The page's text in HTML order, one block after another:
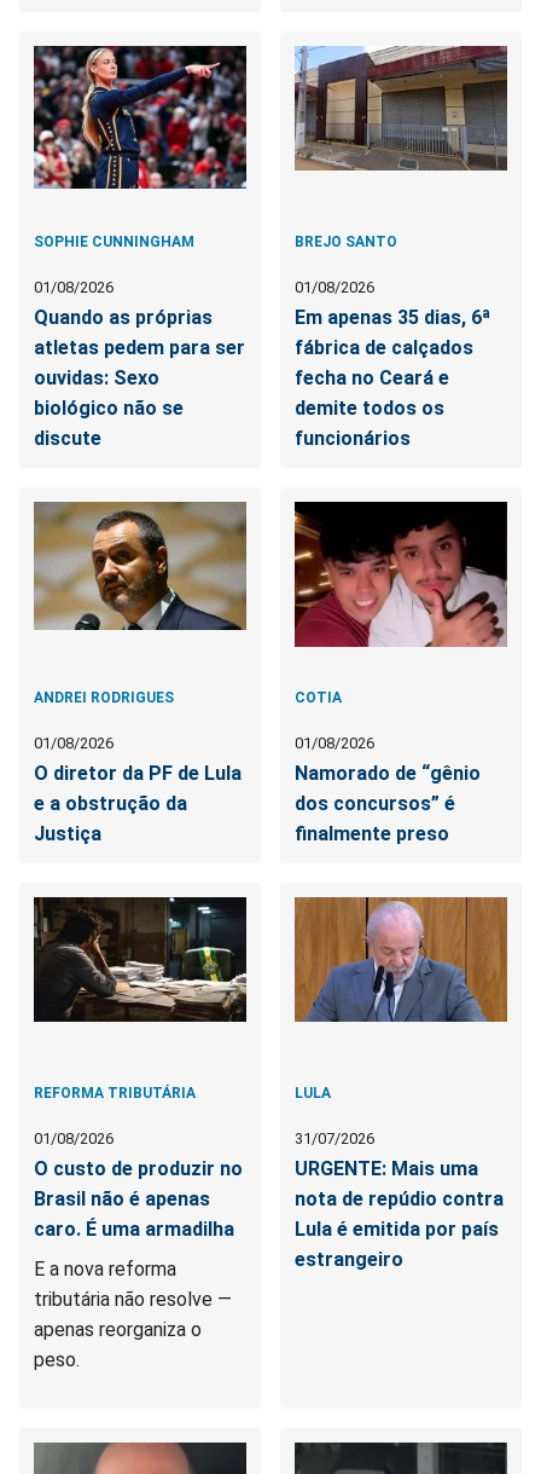
SOPHIE CUNNINGHAM
01/08/2026
Quando as próprias
atletas pedem para ser
ouvidas: Sexo
biológico não se
discute
BREJO SANTO
01/08/2026
Em apenas 35 dias, 6ª
fábrica de calçados
fecha no Ceará e
demite todos os
funcionários
ANDREI RODRIGUES
01/08/2026
O diretor da PF de Lula
e a obstrução da
Justiça
COTIA
01/08/2026
Namorado de “gênio
dos concursos” é
finalmente preso
REFORMA TRIBUTÁRIA
01/08/2026
O custo de produzir no
Brasil não é apenas
caro. É uma armadilha
E a nova reforma
tributária não resolve —
apenas reorganiza o
peso.
LULA
31/07/2026
URGENTE: Mais uma
nota de repúdio contra
Lula é emitida por país
estrangeiro